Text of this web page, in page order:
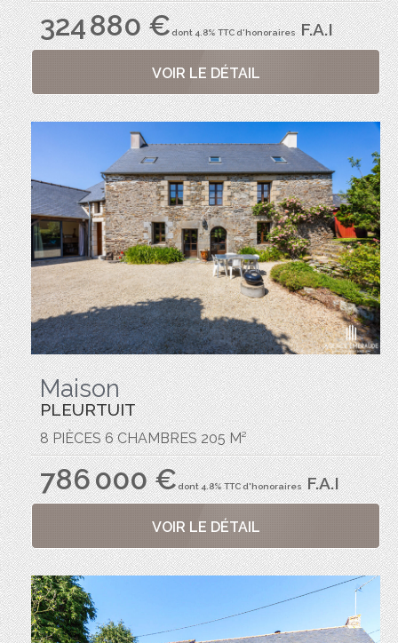
324 880 €dont 4.8% TTC d'honorairesF.A.I
VOIR LE DÉTAIL
Maison
PLEURTUIT
8 PIÈCES 6 CHAMBRES 205 M²
786 000 €dont 4.8% TTC d'honorairesF.A.I
VOIR LE DÉTAIL